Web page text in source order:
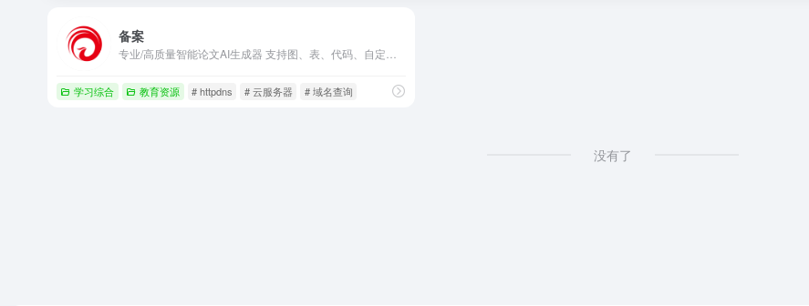
备案
学习综合 教育资源 # httpdns # 云服务器 # 域名查询
没有了